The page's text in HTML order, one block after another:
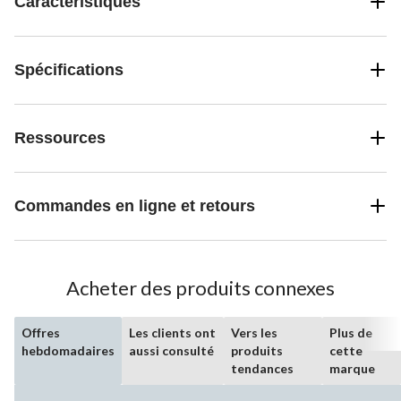
Spécifications
Ressources
Commandes en ligne et retours
Acheter des produits connexes
Offres
hebdomadaires
Les clients ont
aussi consulté
Vers les
produits
tendances
Plus de
cette
marque